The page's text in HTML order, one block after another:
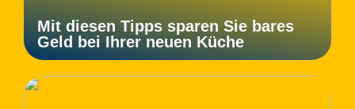
Mit diesen Tipps sparen Sie bares
Geld bei Ihrer neuen Küche